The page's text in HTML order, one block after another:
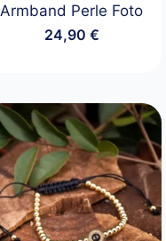
Armband Perle Foto
24,90 €